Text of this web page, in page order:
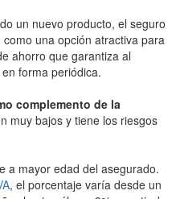
un nuevo producto, el seguro
una opción atractiva para
ahorro que garantiza al
forma periódica.
complemento de la
muy bajos y tiene los riesgos
a mayor edad del asegurado.
, el porcentaje varía desde un